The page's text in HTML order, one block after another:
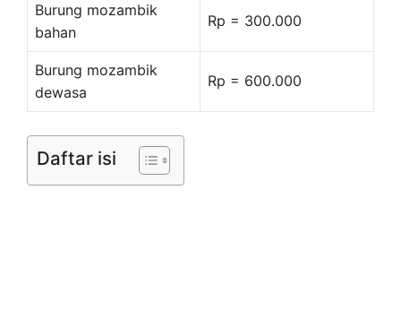
Burung mozambik
bahan
Rp = 300.000
Burung mozambik
dewasa
Rp = 600.000
Daftar isi